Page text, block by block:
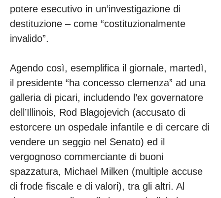
potere esecutivo in un’investigazione di
destituzione – come “costituzionalmente
invalido”.
Agendo così, esemplifica il giornale, martedì,
il presidente “ha concesso clemenza” ad una
galleria di picari, includendo l’ex governatore
dell’Illinois, Rod Blagojevich (accusato di
estorcere un ospedale infantile e di cercare di
vendere un seggio nel Senato) ed il
vergognoso commerciante di buoni
spazzatura, Michael Milken (multiple accuse
di frode fiscale e di valori), tra gli altri. Al